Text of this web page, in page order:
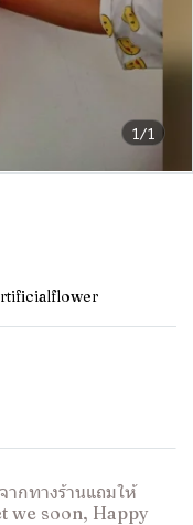
1/1
ากทางร้านแถมให้
we soon, Happy